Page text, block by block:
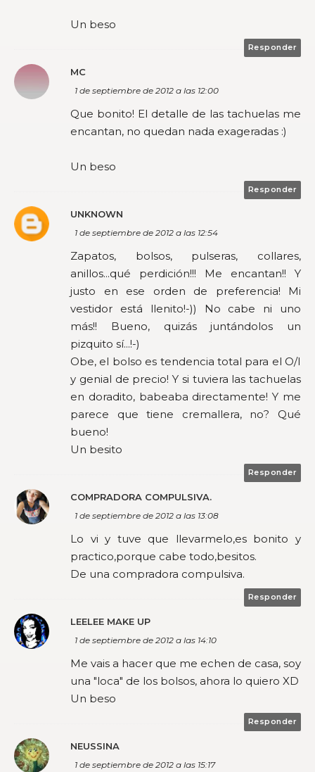
Un beso
Responder
MC
1 de septiembre de 2012 a las 12:00
Que bonito! El detalle de las tachuelas me
encantan, no quedan nada exageradas :)
Un beso
Responder
UNKNOWN
1 de septiembre de 2012 a las 12:54
Zapatos, bolsos, pulseras, collares,
anillos...qué perdición!!! Me encantan!! Y
justo en ese orden de preferencia! Mi
vestidor está llenito!-)) No cabe ni uno
más!! Bueno, quizás juntándolos un
pizquito sí...!-)
Obe, el bolso es tendencia total para el O/I
y genial de precio! Y si tuviera las tachuelas
en doradito, babeaba directamente! Y me
parece que tiene cremallera, no? Qué
bueno!
Un besito
Responder
COMPRADORA COMPULSIVA.
1 de septiembre de 2012 a las 13:08
Lo vi y tuve que llevarmelo,es bonito y
practico,porque cabe todo,besitos.
De una compradora compulsiva.
Responder
LEELEE MAKE UP
1 de septiembre de 2012 a las 14:10
Me vais a hacer que me echen de casa, soy
una "loca" de los bolsos, ahora lo quiero XD
Un beso
Responder
NEUSSINA
1 de septiembre de 2012 a las 15:17